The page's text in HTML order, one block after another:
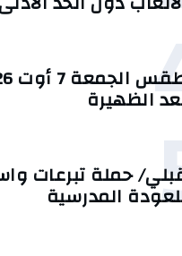
الظهيرة
حملة تبرعات
المدرسية